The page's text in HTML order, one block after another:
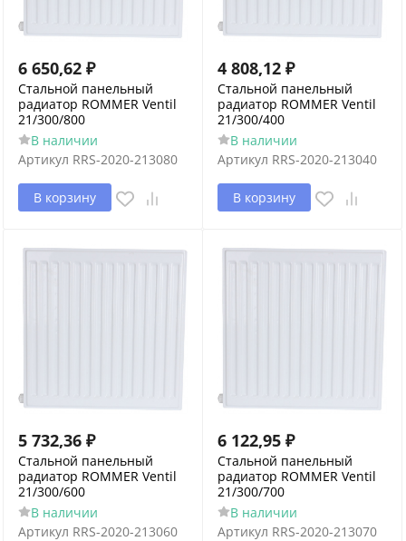
6 650,62 ₽
Стальной панельный
радиатор ROMMER Ventil
21/300/800
В наличии
Артикул RRS-2020-213080
В корзину
4 808,12 ₽
Стальной панельный
радиатор ROMMER Ventil
21/300/400
В наличии
Артикул RRS-2020-213040
В корзину
5 732,36 ₽
Стальной панельный
радиатор ROMMER Ventil
21/300/600
В наличии
Артикул RRS-2020-213060
6 122,95 ₽
Стальной панельный
радиатор ROMMER Ventil
21/300/700
В наличии
Артикул RRS-2020-213070